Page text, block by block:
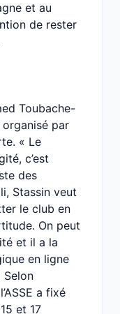
et au
de rester
Toubache-
organisé par
« Le
c’est
des
Stassin veut
le club en
On peut
et il a la
en ligne
Selon
a fixé
et 17